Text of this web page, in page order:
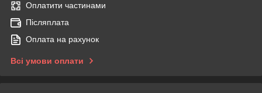
Оплатити частинами
Післяплата
Оплата на рахунок
Всі умови оплати